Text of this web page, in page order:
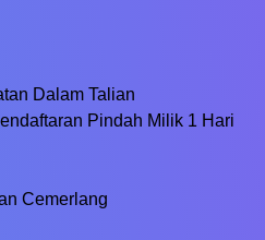
Dalam Talian
Pindah Milik 1 Hari
Cemerlang